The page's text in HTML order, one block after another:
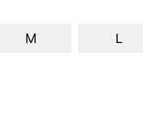
M L